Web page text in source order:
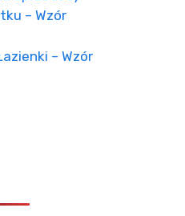
– Wzór
– Wzór